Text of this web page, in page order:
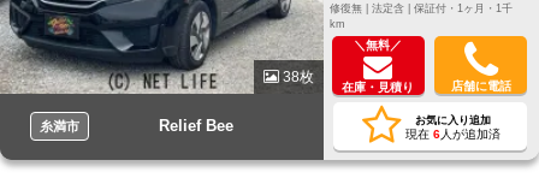
38枚
糸満市 Relief Bee
修復無 | 法定含 | 保証付・1ヶ月・1千
km
＼無料／
在庫・見積り 店舗に電話
お気に入り追加
現在 6人が追加済